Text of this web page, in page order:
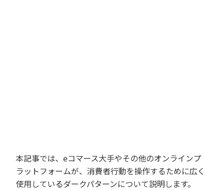
本記事では、eコマース大手やその他のオンラインプ
ラットフォームが、消費者行動を操作するために広く
使用しているダークパターンについて説明します。